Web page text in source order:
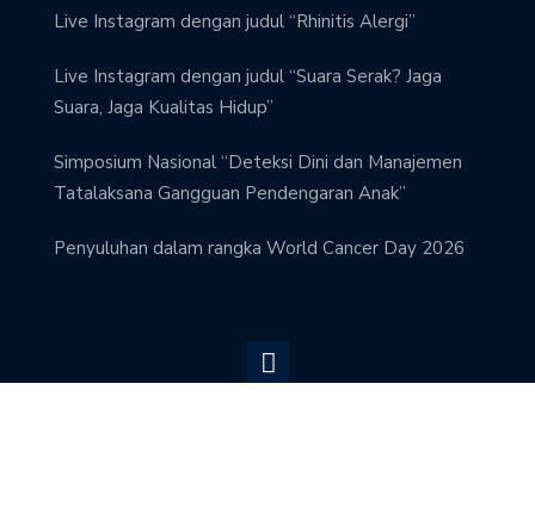
Live Instagram dengan judul “Rhinitis Alergi”
Live Instagram dengan judul “Suara Serak? Jaga
Suara, Jaga Kualitas Hidup”
Simposium Nasional “Deteksi Dini dan Manajemen
Tatalaksana Gangguan Pendengaran Anak”
Penyuluhan dalam rangka World Cancer Day 2026